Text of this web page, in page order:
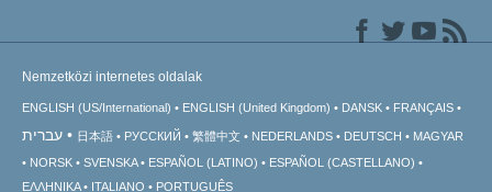
Nemzetközi internetes oldalak
ENGLISH (US/International) ENGLISH (United Kingdom) DANSK FRANÇAIS
עברית 日本語 РУССКИЙ 繁體中文 NEDERLANDS DEUTSCH
MAGYAR
NORSK
SVENSKA ESPAÑOL (LATINO)
ESPAÑOL (CASTELLANO)
ΕΛΛΗΝΙΚA
ITALIANO PORTUGUÊS